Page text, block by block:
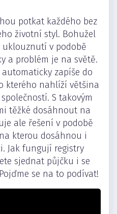
potkat každého bez
životní styl. Bohužel
uklouznutí v podobě
a problém je na světě.
zapíše do
kterého nahlíží většina
S takovým
těžké dosáhnout na
ale řešení v podobě
kterou dosáhnou i
Jak fungují registry
sjednat půjčku i se
se na to podívat!